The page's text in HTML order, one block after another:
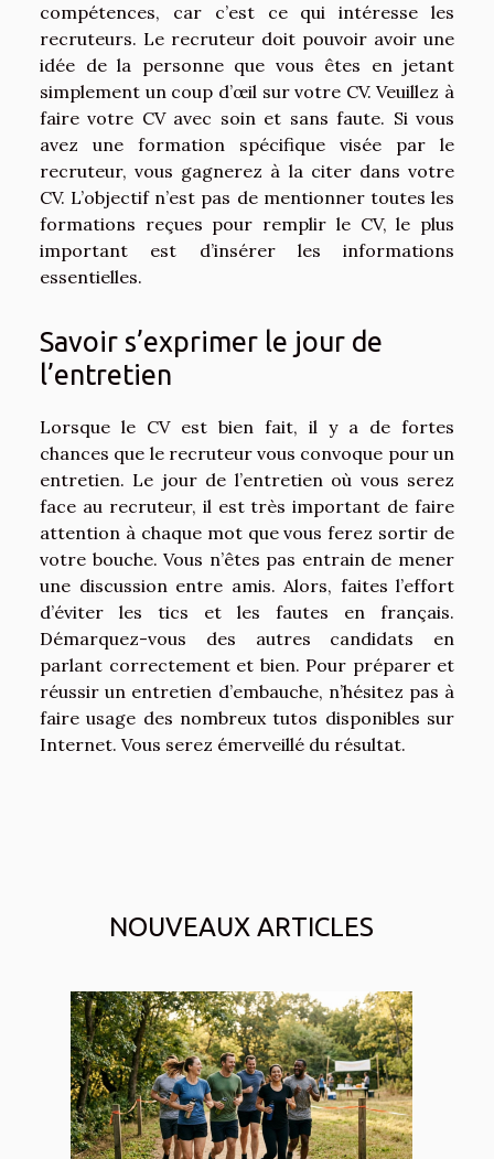
compétences, car c’est ce qui intéresse les
recruteurs. Le recruteur doit pouvoir avoir une
idée de la personne que vous êtes en jetant
simplement un coup d’œil sur votre CV. Veuillez à
faire votre CV avec soin et sans faute. Si vous
avez une formation spécifique visée par le
recruteur, vous gagnerez à la citer dans votre
CV. L’objectif n’est pas de mentionner toutes les
formations reçues pour remplir le CV, le plus
important est d’insérer les informations
essentielles.
Savoir s’exprimer le jour de
l’entretien
Lorsque le CV est bien fait, il y a de fortes
chances que le recruteur vous convoque pour un
entretien. Le jour de l’entretien où vous serez
face au recruteur, il est très important de faire
attention à chaque mot que vous ferez sortir de
votre bouche. Vous n’êtes pas entrain de mener
une discussion entre amis. Alors, faites l’effort
d’éviter les tics et les fautes en français.
Démarquez-vous des autres candidats en
parlant correctement et bien. Pour préparer et
réussir un entretien d’embauche, n’hésitez pas à
faire usage des nombreux tutos disponibles sur
Internet. Vous serez émerveillé du résultat.
NOUVEAUX ARTICLES